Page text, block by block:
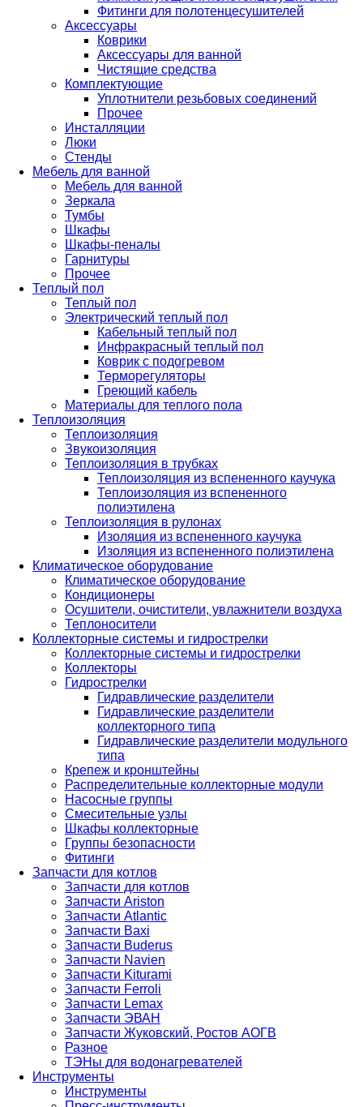
Фитинги для полотенцесушителей
Аксессуары
Коврики
Аксессуары для ванной
Чистящие средства
Комплектующие
Уплотнители резьбовых соединений
Прочее
Инсталляции
Люки
Стенды
Мебель для ванной
Мебель для ванной
Зеркала
Тумбы
Шкафы
Шкафы-пеналы
Гарнитуры
Прочее
Теплый пол
Теплый пол
Электрический теплый пол
Кабельный теплый пол
Инфракрасный теплый пол
Коврик с подогревом
Терморегуляторы
Греющий кабель
Материалы для теплого пола
Теплоизоляция
Теплоизоляция
Звукоизоляция
Теплоизоляция в трубках
Теплоизоляция из вспененного каучука
Теплоизоляция из вспененного
полиэтилена
Теплоизоляция в рулонах
Изоляция из вспененного каучука
Изоляция из вспененного полиэтилена
Климатическое оборудование
Климатическое оборудование
Кондиционеры
Осушители, очистители, увлажнители воздуха
Теплоносители
Коллекторные системы и гидрострелки
Коллекторные системы и гидрострелки
Коллекторы
Гидрострелки
Гидравлические разделители
Гидравлические разделители
коллекторного типа
Гидравлические разделители модульного
типа
Крепеж и кронштейны
Распределительные коллекторные модули
Насосные группы
Смесительные узлы
Шкафы коллекторные
Группы безопасности
Фитинги
Запчасти для котлов
Запчасти для котлов
Запчасти Ariston
Запчасти Atlantic
Запчасти Baxi
Запчасти Buderus
Запчасти Navien
Запчасти Kiturami
Запчасти Ferroli
Запчасти Lemax
Запчасти ЭВАН
Запчасти Жуковский, Ростов АОГВ
Разное
ТЭНы для водонагревателей
Инструменты
Инструменты